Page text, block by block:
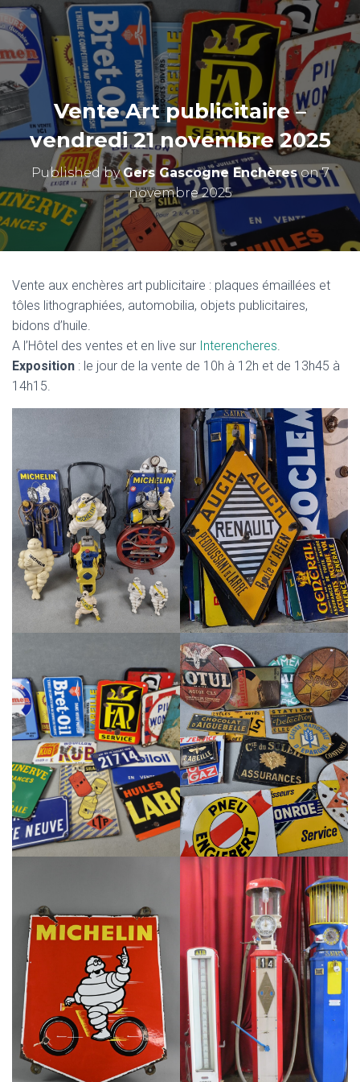
Vente Art publicitaire –
vendredi 21 novembre 2025
Published byGers Gascogne Enchèreson7
novembre 2025
Vente aux enchères art publicitaire : plaques émaillées et
tôles lithographiées, automobilia, objets publicitaires,
bidons d’huile.
A l’Hôtel des ventes et en live sur Interencheres.
Exposition : le jour de la vente de 10h à 12h et de 13h45 à
14h15.